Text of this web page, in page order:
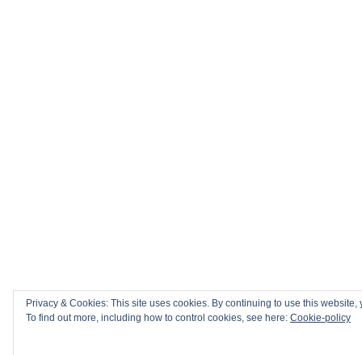
Privacy & Cookies: This site uses cookies. By continuing to use this website,
To find out more, including how to control cookies, see here: Cookie-policy